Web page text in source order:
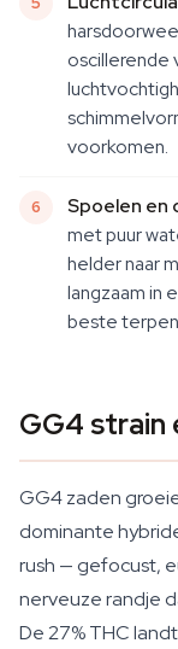
oscillerende
voorkomen.
Spoelen en
met puur
helder naar
langzaam in
beste
GG4 strain
GG4 zaden
dominante
rush — gefocust,
nerveuze randje
De 27% THC